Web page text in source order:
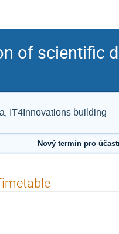
of scientific
IT4Innovations building
Nový termín pro